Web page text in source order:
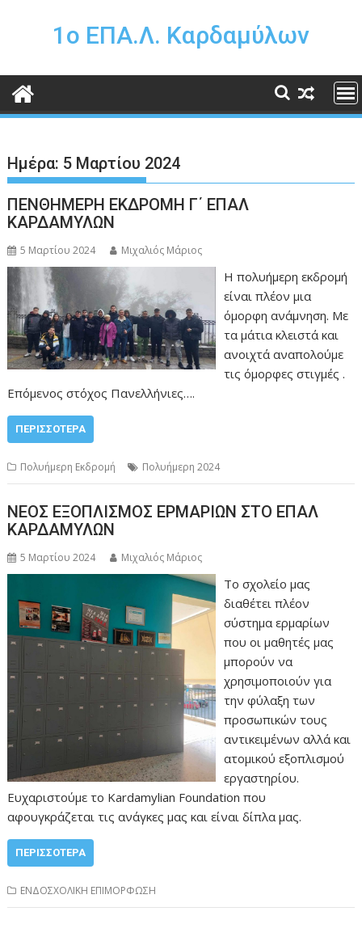
περιεχόμενο1o ΕΠΑ.Λ. Καρδαμύλων
Ημέρα: 5 Μαρτίου 2024
ΠΕΝΘΗΜΕΡΗ ΕΚΔΡΟΜΗ Γ΄ ΕΠΑΛ
ΚΑΡΔΑΜΥΛΩΝ
5 Μαρτίου 2024 Μιχαλιός Μάριος
Η πολυήμερη εκδρομή
είναι πλέον μια
όμορφη ανάμνηση. Με
τα μάτια κλειστά και
ανοιχτά αναπολούμε
τις όμορφες στιγμές .
Επόμενος στόχος Πανελλήνιες….
ΠΕΡΙΣΣΌΤΕΡΑ
Πολυήμερη Εκδρομή Πολυήμερη 2024
ΝΕΟΣ ΕΞΟΠΛΙΣΜΟΣ ΕΡΜΑΡΙΩΝ ΣΤΟ ΕΠΑΛ
ΚΑΡΔΑΜΥΛΩΝ
5 Μαρτίου 2024 Μιχαλιός Μάριος
Το σχολείο μας
διαθέτει πλέον
σύστημα ερμαρίων
που οι μαθητές μας
μπορούν να
χρησιμοποιούν για
την φύλαξη των
προσωπικών τους
αντικειμένων αλλά και
ατομικού εξοπλισμού
εργαστηρίου.
Ευχαριστούμε το Kardamylian Foundation που
αφουγκράζεται τις ανάγκες μας και είναι δίπλα μας.
ΠΕΡΙΣΣΌΤΕΡΑ
ΕΝΔΟΣΧΟΛΙΚΗ ΕΠΙΜΟΡΦΩΣΗ